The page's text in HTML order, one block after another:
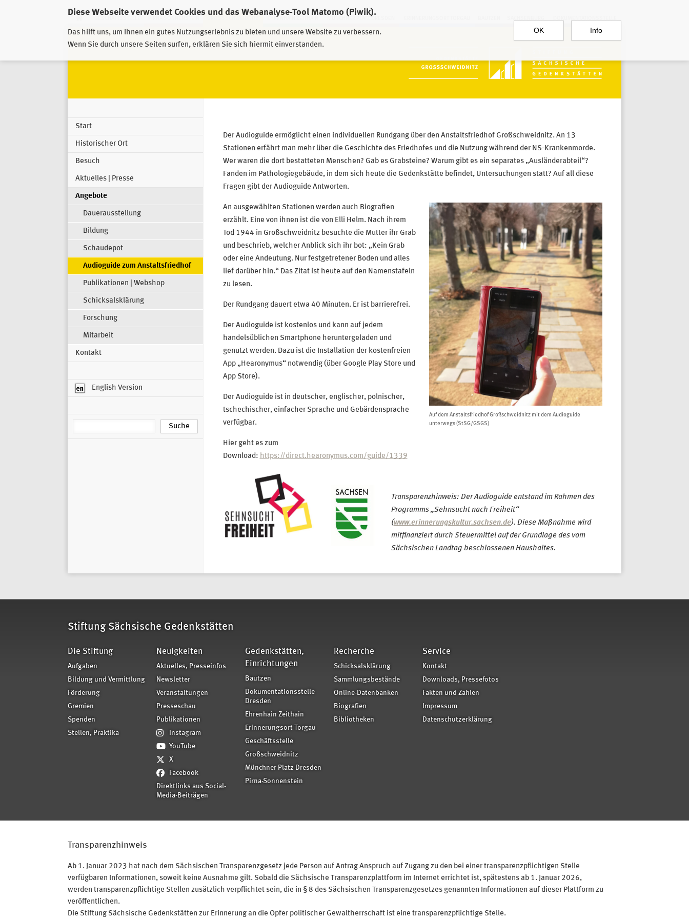
Diese Webseite verwendet Cookies und das Webanalyse-Tool Matomo (Piwik).
Das hilft uns, um Ihnen ein gutes Nutzungserlebnis zu bieten und unsere Website zu verbessern.
Wenn Sie durch unsere Seiten surfen, erklären Sie sich hiermit einverstanden.
OK Info
EHRENHAIN ZEITHAIN MÜNCHNER PLATZ DRESDEN
Start
Historischer Ort
Besuch
Aktuelles | Presse
Angebote
Dauerausstellung
Bildung
Schaudepot
Audioguide zum Anstaltsfriedhof
Publikationen | Webshop
Schicksalsklärung
Forschung
Mitarbeit
Kontakt
English Version
Der Audioguide ermöglicht einen individuellen Rundgang über den Anstaltsfriedhof Großschweidnitz. An 13
Stationen erfährt man mehr über die Geschichte des Friedhofes und die Nutzung während der NS-Krankenmorde.
Wer waren die dort bestatteten Menschen? Gab es Grabsteine? Warum gibt es ein separates „Ausländerabteil“?
Fanden im Pathologiegebäude, in dem sich heute die Gedenkstätte befindet, Untersuchungen statt? Auf all diese
Fragen gibt der Audioguide Antworten.
Auf dem Anstaltsfriedhof Großschweidnitz mit dem Audioguide
unterwegs (StSG/GSGS)
An ausgewählten Stationen werden auch Biografien
erzählt. Eine von ihnen ist die von Elli Helm. Nach ihrem
Tod 1944 in Großschweidnitz besuchte die Mutter ihr Grab
und beschrieb, welcher Anblick sich ihr bot: „Kein Grab
oder eine Andeutung. Nur festgetretener Boden und alles
lief darüber hin.“ Das Zitat ist heute auf den Namenstafeln
zu lesen.
Der Rundgang dauert etwa 40 Minuten. Er ist barrierefrei.
Der Audioguide ist kostenlos und kann auf jedem
handelsüblichen Smartphone heruntergeladen und
genutzt werden. Dazu ist die Installation der kostenfreien
App „Hearonymus“ notwendig (über Google Play Store und
App Store).
Der Audioguide ist in deutscher, englischer, polnischer,
tschechischer, einfacher Sprache und Gebärdensprache
verfügbar.
Hier geht es zum
Download: https://direct.hearonymus.com/guide/1339
Transparenzhinweis: Der Audioguide entstand im Rahmen des
Programms „Sehnsucht nach Freiheit“
(www.erinnerungskultur.sachsen.de). Diese Maßnahme wird
mitfinanziert durch Steuermittel auf der Grundlage des vom
Sächsischen Landtag beschlossenen Haushaltes.
Stiftung Sächsische Gedenkstätten
Die Stiftung
Aufgaben
Bildung und Vermittlung
Förderung
Gremien
Spenden
Stellen, Praktika
Neuigkeiten
Aktuelles, Presseinfos
Newsletter
Veranstaltungen
Presseschau
Publikationen
Instagram
YouTube
X
Facebook
Direktlinks aus Social-
Media-Beiträgen
Gedenkstätten,
Einrichtungen
Bautzen
Dokumentationsstelle
Dresden
Ehrenhain Zeithain
Erinnerungsort Torgau
Geschäftsstelle
Großschweidnitz
Münchner Platz Dresden
Pirna-Sonnenstein
Recherche
Schicksalsklärung
Sammlungsbestände
Online-Datenbanken
Biografien
Bibliotheken
Service
Kontakt
Downloads, Pressefotos
Fakten und Zahlen
Impressum
Datenschutzerklärung
Transparenzhinweis
Ab 1. Januar 2023 hat nach dem Sächsischen Transparenzgesetz jede Person auf Antrag Anspruch auf Zugang zu den bei einer transparenzpflichtigen Stelle
verfügbaren Informationen, soweit keine Ausnahme gilt. Sobald die Sächsische Transparenzplattform im Internet errichtet ist, spätestens ab 1. Januar 2026,
werden transparenzpflichtige Stellen zusätzlich verpflichtet sein, die in § 8 des Sächsischen Transparenzgesetzes genannten Informationen auf dieser Plattform zu
veröffentlichen.
Die Stiftung Sächsische Gedenkstätten zur Erinnerung an die Opfer politischer Gewaltherrschaft ist eine transparenzpflichtige Stelle.